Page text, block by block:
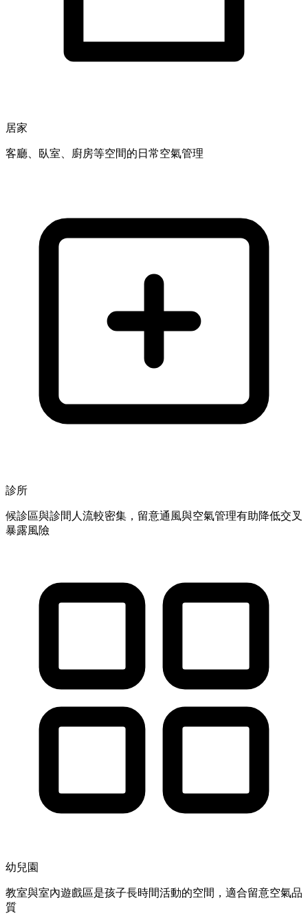
居家
客廳、臥室、廚房等空間的日常空氣管理
診所
候診區與診間人流較密集，留意通風與空氣管理有助降低交叉
暴露風險
幼兒園
教室與室內遊戲區是孩子長時間活動的空間，適合留意空氣品
質